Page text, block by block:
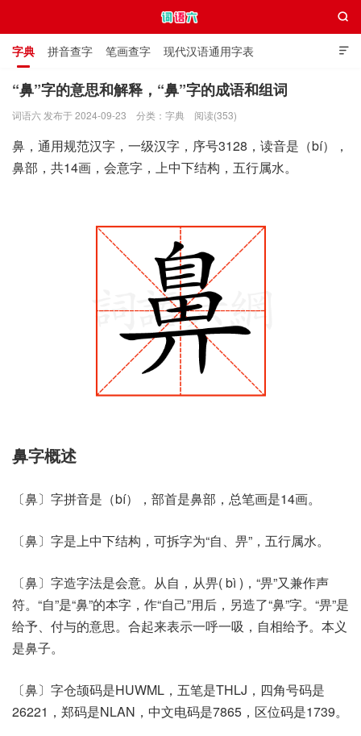

字典 拼音查字 笔画查字 现代汉语通用字表
通用规范汉字表 叠字大全 独体字大全 极简英语词典

“鼻”字的意思和解释，“鼻”字的成语和组词
词语六 发布于 2024-09-23 分类： 字典 阅读(353)
鼻，通用规范汉字，一级汉字，序号3128，读音是（bí），
鼻部，共14画，会意字，上中下结构，五行属水。
鼻字概述
〔鼻〕字拼音是（bí），部首是鼻部，总笔画是14画。
〔鼻〕字是上中下结构，可拆字为“自、畀”，五行属水。
〔鼻〕字造字法是会意。从自，从畀( bì )，“畀”又兼作声
符。“自”是“鼻”的本字，作“自己”用后，另造了“鼻”字。“畀”是
给予、付与的意思。合起来表示一呼一吸，自相给予。本义
是鼻子。
〔鼻〕字仓颉码是HUWML，五笔是THLJ，四角号码是
26221，郑码是NLAN，中文电码是7865，区位码是1739。